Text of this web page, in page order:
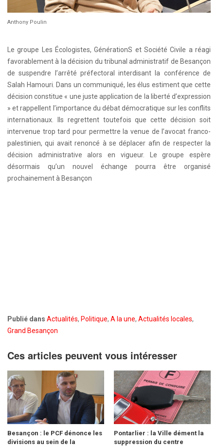
Anthony Poulin
Le groupe Les Écologistes, GénérationS et Société Civile a réagi
favorablement à la décision du tribunal administratif de Besançon
de suspendre l’arrêté préfectoral interdisant la conférence de
Salah Hamouri. Dans un communiqué, les élus estiment que cette
décision constitue « une juste application de la liberté d’expression
» et rappellent l’importance du débat démocratique sur les conflits
internationaux. Ils regrettent toutefois que cette décision soit
intervenue trop tard pour permettre la venue de l’avocat franco-
palestinien, qui avait renoncé à se déplacer afin de respecter la
décision administrative alors en vigueur. Le groupe espère
désormais qu’un nouvel échange pourra être organisé
prochainement à Besançon
Publié dans Actualités, Politique, A la une, Actualités locales,
Grand Besançon
Ces articles peuvent vous intéresser
Besançon : le PCF dénonce les
divisions au sein de la
Pontarlier : la Ville dément la
suppression du centre